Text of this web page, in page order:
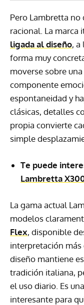
Pero Lambretta no
racional. La marca
ligada al diseño, a
forma muy
moverse sobre
componente
espontaneidad y
clásicas, detalles
propia convierte
simple
Te puede
Lambretta
La gama actual
modelos
Flex, disponible
interpretación más
diseño mantiene
tradición italiana,
el uso diario. Es
interesante para